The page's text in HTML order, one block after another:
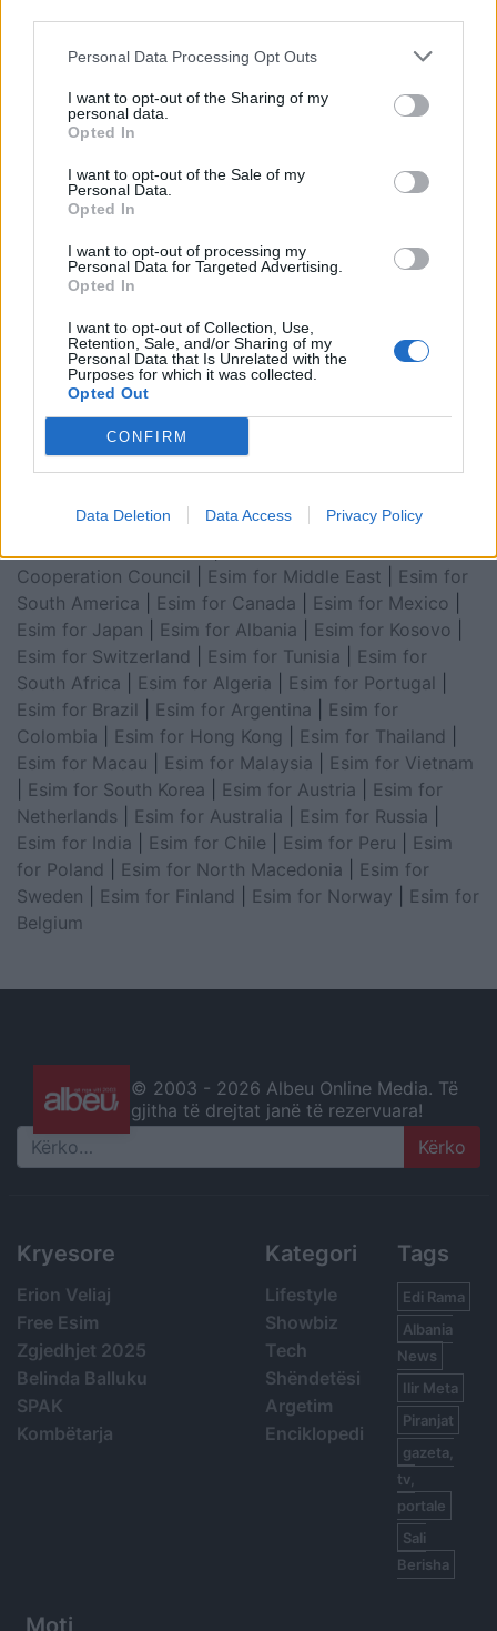
Personal Data Processing Opt Outs
I want to opt-out of the Sharing of my
personal data.
Opted In
I want to opt-out of the Sale of my
Personal Data.
Opted In
I want to opt-out of processing my
Personal Data for Targeted Advertising.
Opted In
I want to opt-out of Collection, Use,
Retention, Sale, and/or Sharing of my
Personal Data that Is Unrelated with the
Purposes for which it was collected.
Opted Out
CONFIRM
Data Deletion Data Access Privacy Policy
Esim for Global|Esim for Europe|Esim for Caribbean
Esim for USA|
for Turkey|Esim for Germany|Esim for Greece|Esim
Esim for World Cup 2026
Arabia|Esim for Egypt|Esim for United Arab
for China| Esim for United Kingdom |Esim for Africa
Cooperation Council
Esim for Middle East
Esim for
South America
Esim for Canada Esim for Mexico
Esim for Japan
Esim for Albania Esim for Kosovo
Esim for Switzerland
Esim for Tunisia
Esim for
South Africa
Esim for Algeria Esim for Portugal
Esim for Brazil
Esim for Argentina
Esim for
Colombia
Esim for Hong Kong Esim for Thailand
Esim for Macau
Esim for Malaysia
Esim for Vietnam
Esim for South Korea Esim for Austria
Esim for
Netherlands
Esim for Australia Esim for Russia
Esim for India
Esim for Chile Esim for Peru
Esim
for Poland
Esim for North Macedonia
Esim for
Sweden
Esim for Finland Esim for Norway
Esim for
Belgium
© 2003 - 2026 Albeu Online Media. Të
gjitha të drejtat janë të rezervuara!
Search
Kryesore
Erion Veliaj
Free Esim
Zgjedhjet 2025
Belinda Balluku
SPAK
Kombëtarja
Kategori
Lifestyle
Showbiz
Tech
Shëndetësi
Argetim
Enciklopedi
Tags
Edi Rama
Albania
News
Ilir Meta
Piranjat
gazeta,
tv,
portale
Sali
Berisha
Moti